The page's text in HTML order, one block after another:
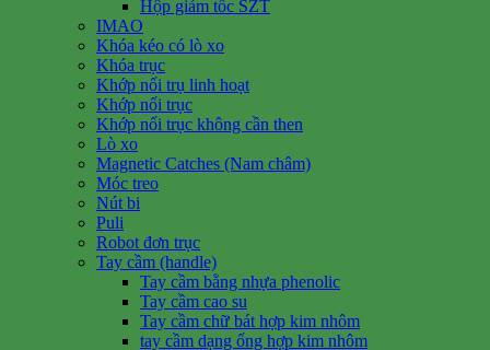
Hộp giảm tốc SZT
IMAO
Khóa kéo có lò xo
Khóa trục
Khớp nối trụ linh hoạt
Khớp nối trục
Khớp nối trục không cần then
Lò xo
Magnetic Catches (Nam châm)
Móc treo
Nút bi
Puli
Robot đơn trục
Tay cầm (handle)
Tay cầm bằng nhựa phenolic
Tay cầm cao su
Tay cầm chữ bát hợp kim nhôm
tay cầm dạng ống hợp kim nhôm